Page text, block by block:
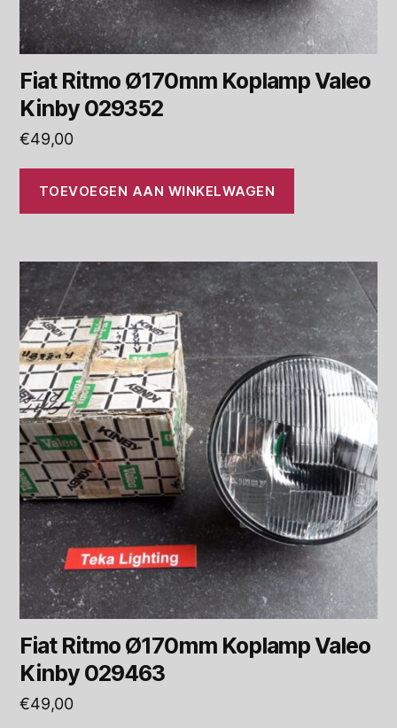
Fiat Ritmo Ø170mm Koplamp Valeo
Kinby 029352
€49,00
TOEVOEGEN AAN WINKELWAGEN
Fiat Ritmo Ø170mm Koplamp Valeo
Kinby 029463
€49,00